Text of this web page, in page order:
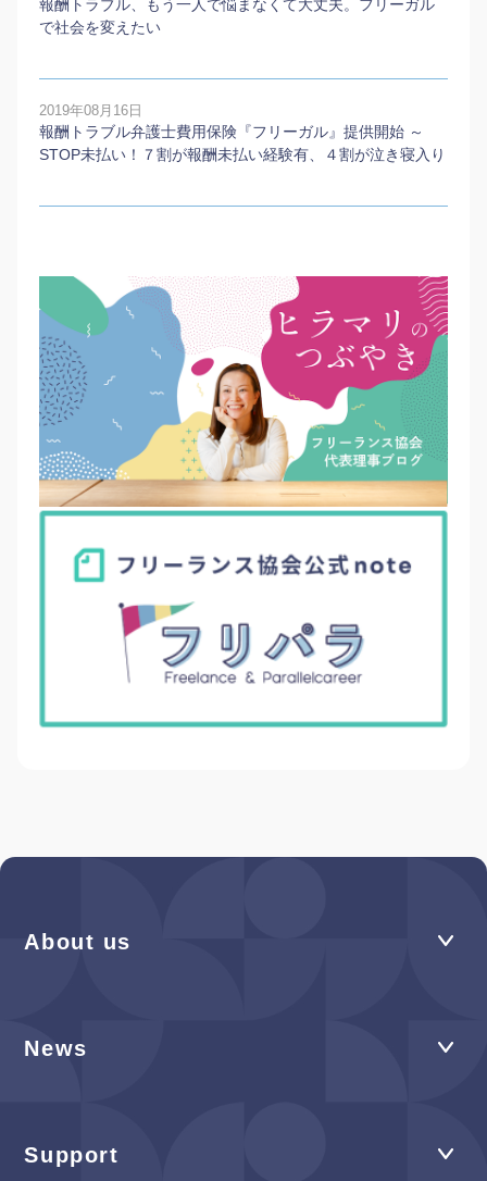
報酬トラブル、もう一人で悩まなくて大丈夫。フリーガル
で社会を変えたい
2019年08月16日
報酬トラブル弁護士費用保険『フリーガル』提供開始 ～
STOP未払い！７割が報酬未払い経験有、４割が泣き寝入り
About us
News
Support